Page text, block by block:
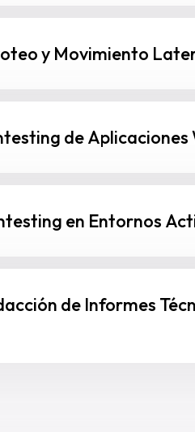
y Movimiento
de Aplicaciones
en Entornos
de Informes